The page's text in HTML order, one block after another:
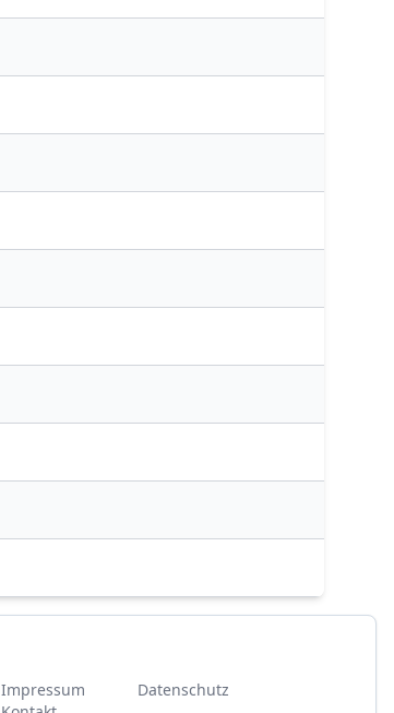
Impressum
Datenschutz